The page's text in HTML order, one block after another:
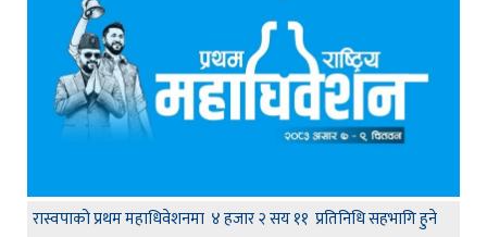
रास्वपाको प्रथम महाधिवेशनमा ४ हजार २ सय ११ प्रतिनिधि सहभागि हुने